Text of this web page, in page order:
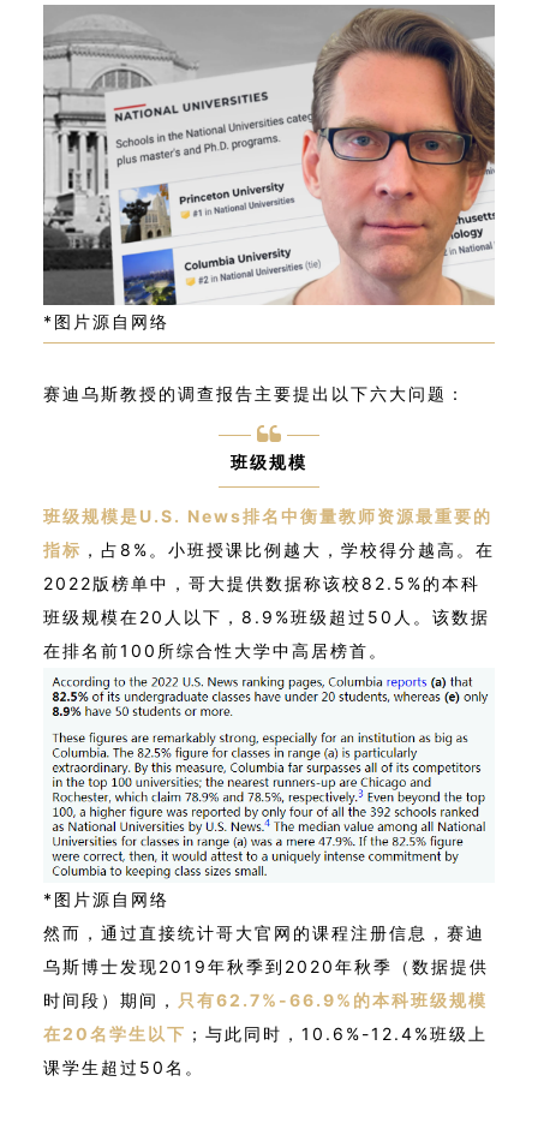
*图片源自网络
赛迪乌斯教授的调查报告主要提出以下六大问题：
班级规模
班级规模是U.S. News排名中衡量教师资源最重要的
指标 ，占8%。小班授课比例越大，学校得分越高。在
2022版榜单中，哥大提供数据称该校82.5%的本科
班级规模在20人以下，8.9%班级超过50人。该数据
在排名前100所综合性大学中高居榜首。
*图片源自网络
然而，通过直接统计哥大官网的课程注册信息，赛迪
乌斯博士发现2019年秋季到2020年秋季（数据提供
时间段）期间， 只有62.7%-66.9%的本科班级规模
在20名学生以下 ；与此同时，10.6%-12.4%班级上
课学生超过50名。